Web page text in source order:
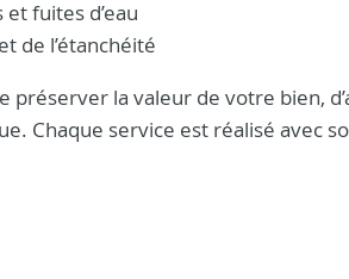
fuites d’eau
de l’étanchéité
la valeur de votre bien,
Chaque service est réalisé avec